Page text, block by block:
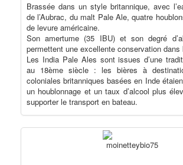
Brassée dans un style britannique, avec
de l’Aubrac, du malt Pale Ale, quatre
de levure américaine.
Son amertume (35 IBU) et son degré
permettent une excellente conservation dans
Les India Pale Ales sont issues d’une
au 18ème siècle : les bières à
coloniales britanniques basées en Inde
un houblonnage et un taux d’alcool plus
supporter le transport en bateau.